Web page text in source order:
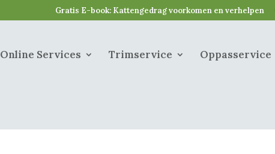
Gratis E-book: Kattengedrag voorkomen en verhelpen
Online Services Trimservice Oppasservice